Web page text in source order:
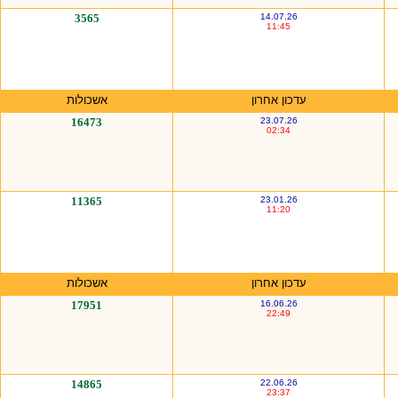
14.07.26
11:45
3565
עדכון אחרון אשכולות
23.07.26
02:34
16473
23.01.26
11:20
11365
עדכון אחרון אשכולות
16.06.26
22:49
17951
22.06.26
23:37
14865